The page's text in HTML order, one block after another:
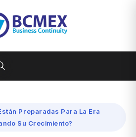
Preparadas Para La Era
Su Crecimiento?